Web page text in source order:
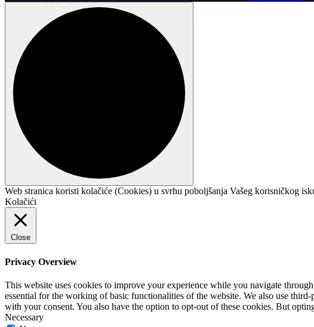
Web stranica koristi kolačiće (Cookies) u svrhu poboljšanja Vašeg korisničkog
Kolačići
Close
Privacy Overview
This website uses cookies to improve your experience while you navigate
essential for the working of basic functionalities of the website. We also use
with your consent. You also have the option to opt-out of these cookies. But
Necessary